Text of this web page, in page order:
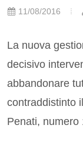
11/08/2016
La nuova
decisivo
abbandonare
contraddistinto
Penati, numero